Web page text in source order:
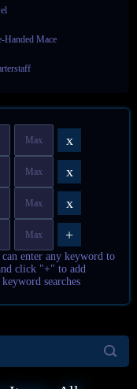
Handed Mace
Handed Mace
x
x
x
+
enter any keyword to
click "+" to add
searches